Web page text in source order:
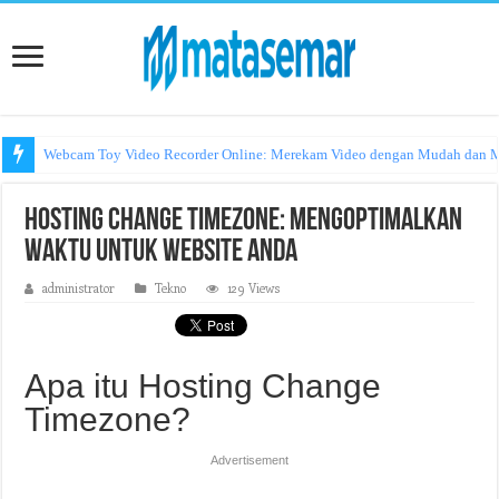
Webcam Toy Video Recorder Online: Merekam Video dengan Mudah dan
Hosting Change Timezone: Mengoptimalkan
Waktu untuk Website Anda
administrator Tekno 129 Views
Apa itu Hosting Change
Timezone?
Advertisement